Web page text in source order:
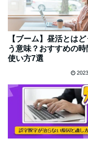
【ブーム】昼活とは
う意味？おすすめの時
使い方7選